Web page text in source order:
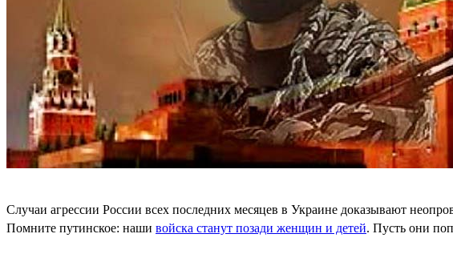
Случаи агрессии России всех последних месяцев в Украине доказывают
Помните путинское: наши войска станут позади женщин и детей. Пусть они